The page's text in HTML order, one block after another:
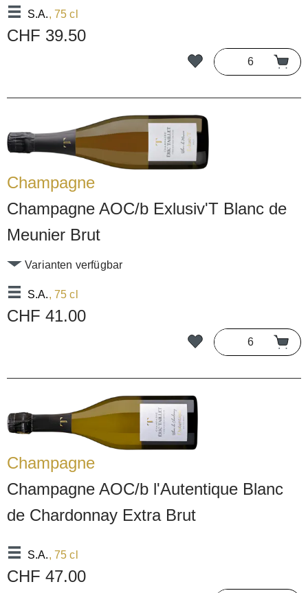
S.A., 75 cl
CHF 39.50
Champagne
Champagne AOC/b Exlusiv'T Blanc de
Meunier Brut
S.A., 75 cl
Varianten verfügbar
CHF 41.00
Champagne
Champagne AOC/b l'Autentique Blanc
de Chardonnay Extra Brut
S.A., 75 cl
CHF 47.00